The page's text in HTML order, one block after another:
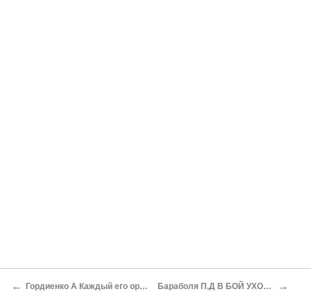
← Гордиенко А Каждый его орден — память о роте Бараболя П.Д В БОЙ УХОДИЛИ ШТРАФНИКИ →